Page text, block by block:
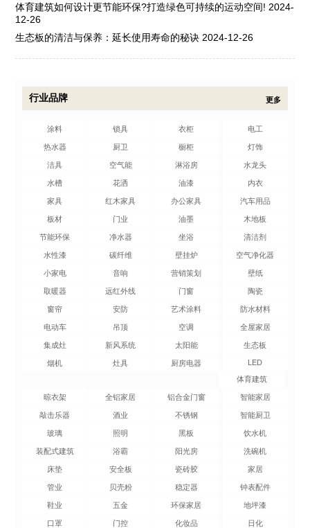
体育建筑如何设计更节能环保?打造绿色可持续的运动空间! 2024-
12-26
生态板的清洁与保养：延长使用寿命的秘诀 2024-12-26
行业品牌 更多
涂料 锁具 衣柜 电工
热水器 厨卫 橱柜 灯饰
洁具 空气能 淋浴房 水龙头
水槽 花洒 油漆 内衣
家具 红木家具 办公家具 汽车用品
板材 门业 油墨 木地板
节能环保 净水器 坐浴 清洁剂
水性漆 碳纤维 壁挂炉 空气净化器
小家电 音响 营销策划 壁纸
取暖器 远红外线 门窗 陶瓷
窗帘 安防 艺术涂料 防水材料
电动车 吊顶 空调 全屋家居
集成灶 新风系统 太阳能 生态板
烟机 灶具 厨房电器
LED
体育建筑
晾衣架 全铝家居 智能家居
铝合金门窗
敲击乐器 酒业 智能厨卫
不锈钢
玻璃 照明 饮水机
黑板
装配式建筑 浴霸 洗碗机
阳光房
床垫 安全板 家居
瓷砖胶
管业 贝壳粉 钟表配件
稳定器
鞋业 五金 地坪漆
环保家居
口罩 门控 日化
化妆品